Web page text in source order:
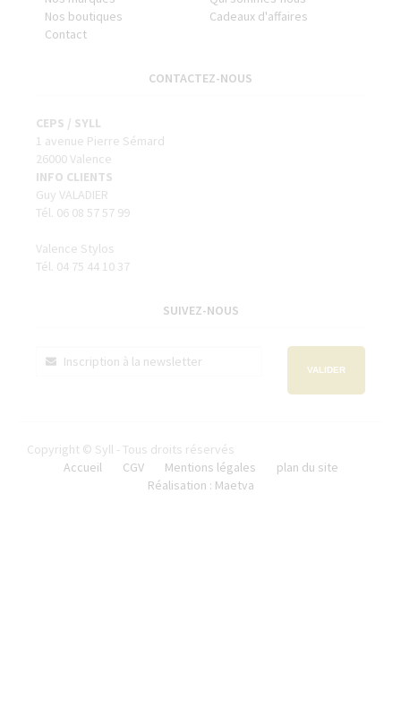
Nos boutiques
Cadeaux d'affaires
Contact
CONTACTEZ-NOUS
CEPS / SYLL
1 avenue Pierre Sémard
26000 Valence
INFO CLIENTS
Guy VALADIER
Tél. 06 08 57 57 99
Valence Stylos
Tél. 04 75 44 10 37
SUIVEZ-NOUS
VALIDER
Copyright © Syll - Tous droits réservés
Accueil
CGV Mentions légales
plan du site
Réalisation : Maetva